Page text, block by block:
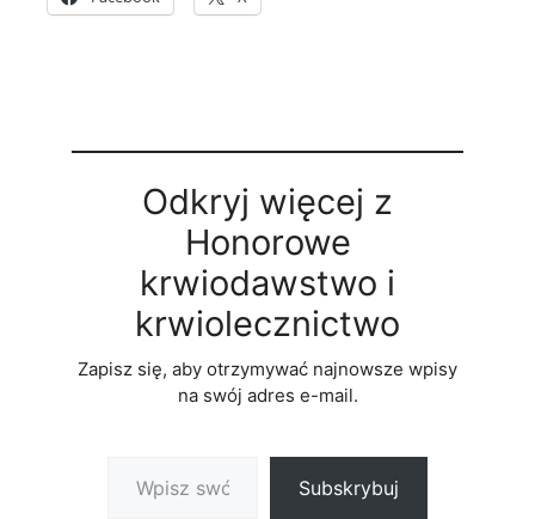
Odkryj więcej z
Honorowe
krwiodawstwo i
krwiolecznictwo
Zapisz się, aby otrzymywać najnowsze wpisy
na swój adres e-mail.
Subskrybuj